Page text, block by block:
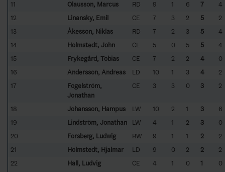
11 Olausson, Marcus RD 9 1 6 7
4
12
Linansky, Emil CE 7 3 2 5
2
13
Åkesson, Niklas RD 7 2 3 5
4
14
Holmstedt, John CE 5 0 5 5
4
15
Frykegård, Tobias CE 7 2 2 4
0
16
Andersson, Andreas LD 10 1 3 4
2
17
Fogelström,
Jonathan
CE 3 3 0 3 2
18 Johansson, Hampus LW 10 2 1 3
6
19
Lindström, Jonathan LW 4 1 2 3
0
20
Forsberg, Ludwig RW 9 1 1 2
2
21
Holmstedt, Hjalmar LD 9 0 2 2
2
22
Hall, Ludvig CE 4 1 0 1
0